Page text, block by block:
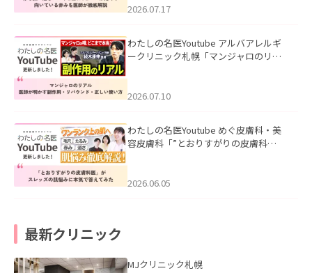
した。
2026.07.17
わたしの名医Youtube アルバアレルギ
ークリニック札幌「マンジャロのリア
た。
2026.07.10
わたしの名医Youtube めぐ皮膚科・美
容皮膚科「”とおりすがりの皮膚科
2026.06.05
最新クリニック
MJクリニック札幌